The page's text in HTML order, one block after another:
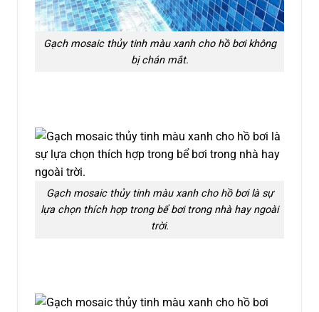
Gạch mosaic thủy tinh màu xanh cho hồ bơi không
bị chán mắt.
Gạch mosaic thủy tinh màu xanh cho hồ bơi là sự
lựa chọn thích hợp trong bể bơi trong nhà hay ngoài
trời.